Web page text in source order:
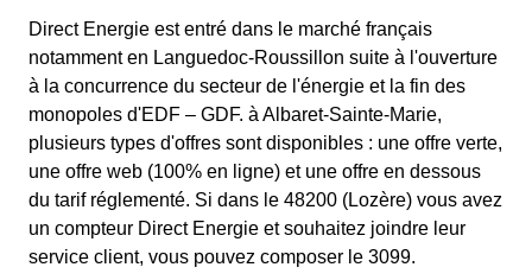
Direct Energie est entré dans le marché français
notamment en Languedoc-Roussillon suite à l'ouverture
à la concurrence du secteur de l'énergie et la fin des
monopoles d'EDF – GDF. à Albaret-Sainte-Marie,
plusieurs types d'offres sont disponibles : une offre verte,
une offre web (100% en ligne) et une offre en dessous
du tarif réglementé. Si dans le 48200 (Lozère) vous avez
un compteur Direct Energie et souhaitez joindre leur
service client, vous pouvez composer le 3099.